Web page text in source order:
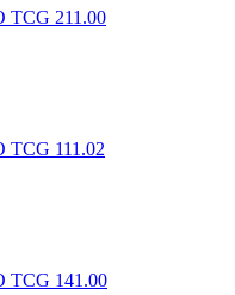
TCG 211.00
TCG 111.02
TCG 141.00